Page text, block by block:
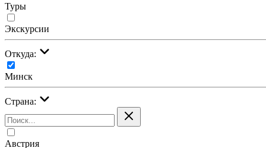
Туры
Экскурсии
Откуда:
Минск
Страна:
Австрия